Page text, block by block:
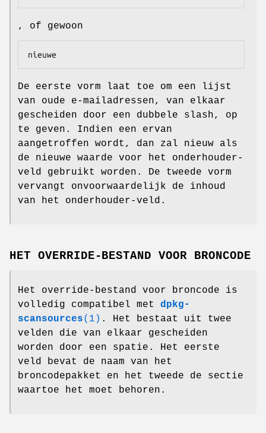
, of gewoon
nieuwe
De eerste vorm laat toe om een lijst
van oude e-mailadressen, van elkaar
gescheiden door een dubbele slash, op
te geven. Indien een ervan
aangetroffen wordt, dan zal nieuw als
de nieuwe waarde voor het onderhouder-
veld gebruikt worden. De tweede vorm
vervangt onvoorwaardelijk de inhoud
van het onderhouder-veld.
HET OVERRIDE-BESTAND VOOR BRONCODE
Het override-bestand voor broncode is
volledig compatibel met dpkg-
scansources(1) . Het bestaat uit twee
velden die van elkaar gescheiden
worden door een spatie. Het eerste
veld bevat de naam van het
broncodepakket en het tweede de sectie
waartoe het moet behoren.